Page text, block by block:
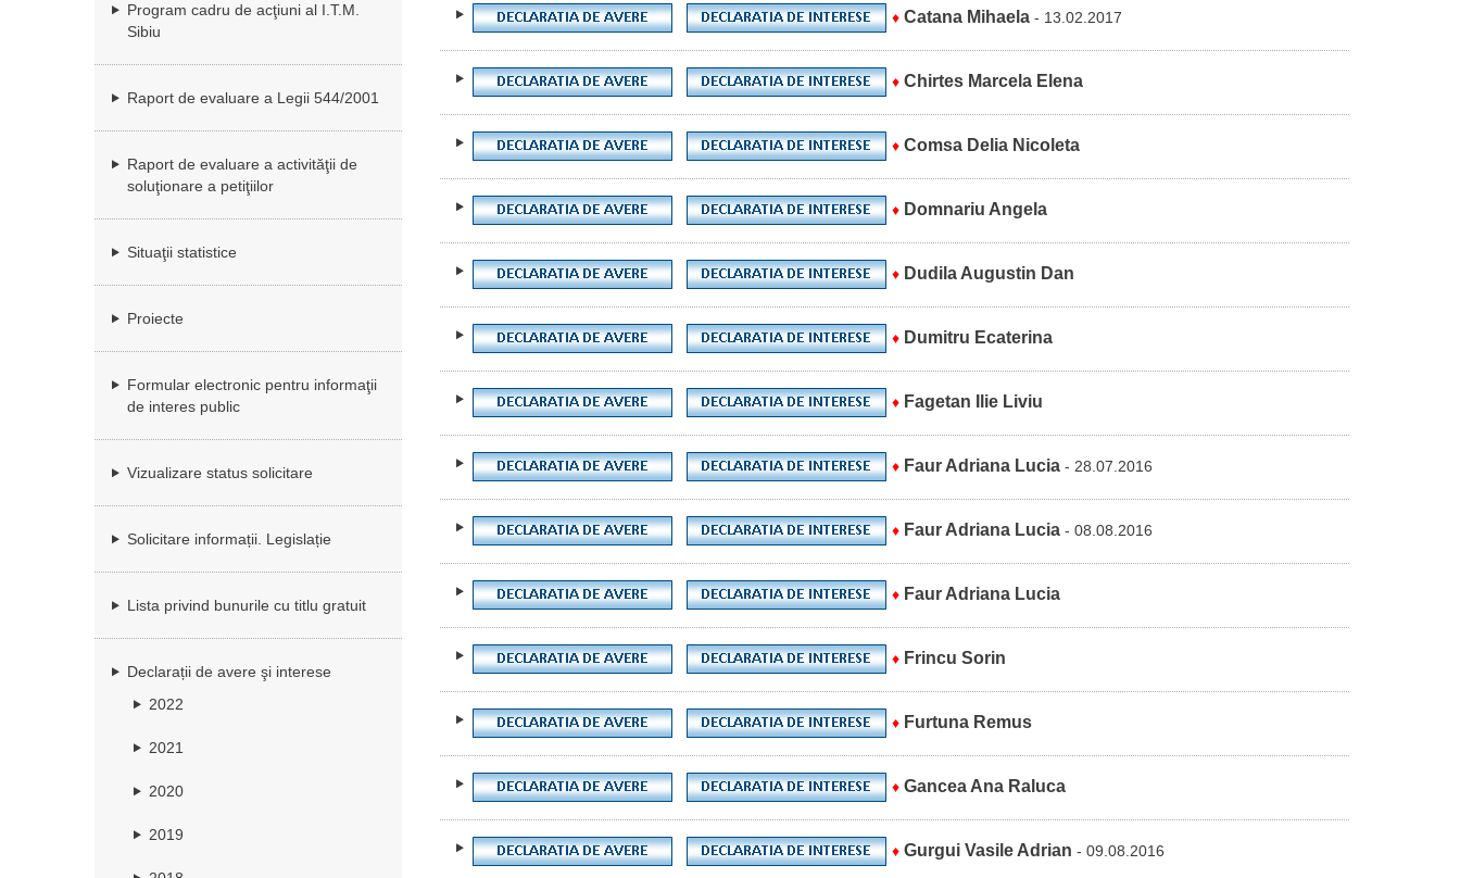
Program cadru de acţiuni al I.T.M.
Sibiu
Raport de evaluare a Legii 544/2001
Raport de evaluare a activităţii de
soluţionare a petiţiilor
Situaţii statistice
Proiecte
Formular electronic pentru informaţii
de interes public
Vizualizare status solicitare
Solicitare informații. Legislație
Lista privind bunurile cu titlu gratuit
Declarații de avere şi interese
2022
2021
2020
2019
♦ Catana Mihaela - 13.02.2017
♦ Chirtes Marcela Elena
♦ Comsa Delia Nicoleta
♦ Domnariu Angela
♦ Dudila Augustin Dan
♦ Dumitru Ecaterina
♦ Fagetan Ilie Liviu
♦ Faur Adriana Lucia- 28.07.2016
♦ Faur Adriana Lucia- 08.08.2016
♦ Faur Adriana Lucia
♦ Frincu Sorin
♦ Furtuna Remus
♦ Gancea Ana Raluca
♦ Gurgui Vasile Adrian - 09.08.2016